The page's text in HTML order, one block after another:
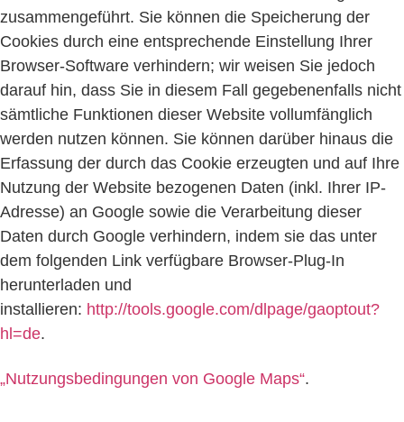
zusammengeführt. Sie können die Speicherung der
Cookies durch eine entsprechende Einstellung Ihrer
Browser-Software verhindern; wir weisen Sie jedoch
darauf hin, dass Sie in diesem Fall gegebenenfalls nicht
sämtliche Funktionen dieser Website vollumfänglich
werden nutzen können. Sie können darüber hinaus die
Erfassung der durch das Cookie erzeugten und auf Ihre
Nutzung der Website bezogenen Daten (inkl. Ihrer IP-
Adresse) an Google sowie die Verarbeitung dieser
Daten durch Google verhindern, indem sie das unter
dem folgenden Link verfügbare Browser-Plug-In
herunterladen und
installieren: http://tools.google.com/dlpage/gaoptout?
hl=de.
„Nutzungsbedingungen von Google Maps“.